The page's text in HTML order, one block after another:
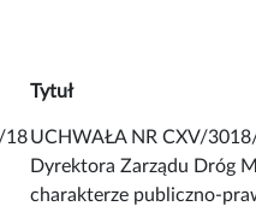
Tytuł
18UCHWAŁA NR CXV/
Dyrektora Zarządu Dróg
charakterze publiczno-